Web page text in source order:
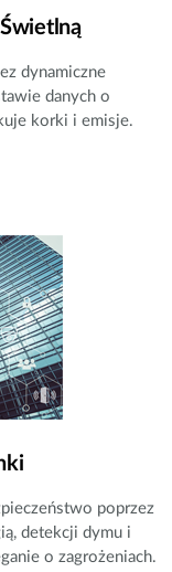
dynamiczne
danych o
korki i emisje.
poprzez
detekcji dymu i
o zagrożeniach.